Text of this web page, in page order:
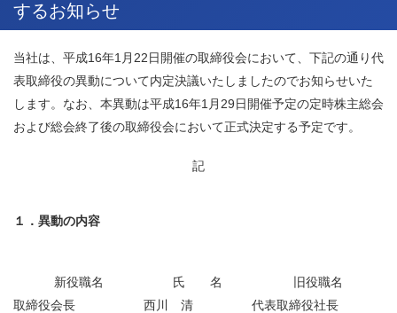
するお知らせ
当社は、平成16年1月22日開催の取締役会において、下記の通り代
表取締役の異動について内定決議いたしましたのでお知らせいた
します。なお、本異動は平成16年1月29日開催予定の定時株主総会
および総会終了後の取締役会において正式決定する予定です。
記
１．異動の内容
新役職名 氏 名
旧役職名
取締役会長
西川 清
代表取締役社長